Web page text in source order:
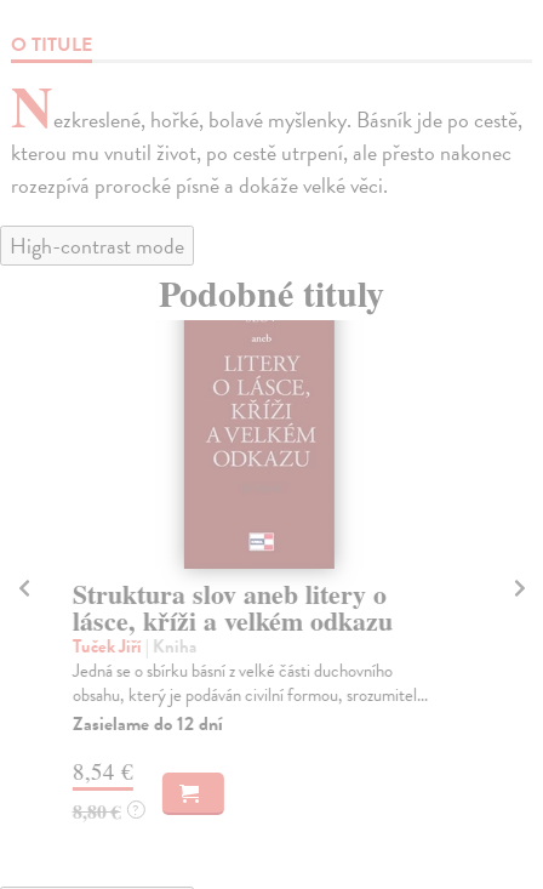
O TITULE
Nezkreslené, hořké, bolavé myšlenky. Básník jde po cestě,
kterou mu vnutil život, po cestě utrpení, ale přesto nakonec
rozezpívá prorocké písně a dokáže velké věci.
High-contrast mode
Podobné tituly
Struktura slov aneb litery o
lásce, kříži a velkém odkazu
Tuček Jiří | Kniha
Jedná se o sbírku básní z velké části duchovního
obsahu, který je podáván civilní formou, srozumitel...
Zasielame do 12 dní
8,54 €
8,80 € ?